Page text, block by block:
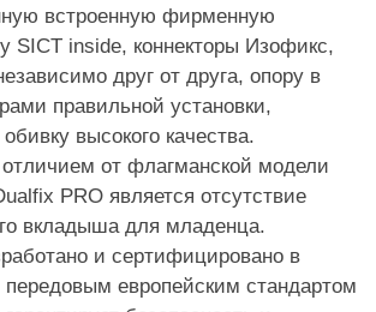
встроенную фирменную
SICT inside, коннекторы Изофикс,
друг от друга, опору в
правильной установки,
высокого качества.
от флагманской модели
PRO является отсутствие
вкладыша для младенца.
и сертифицировано в
передовым европейским стандартом